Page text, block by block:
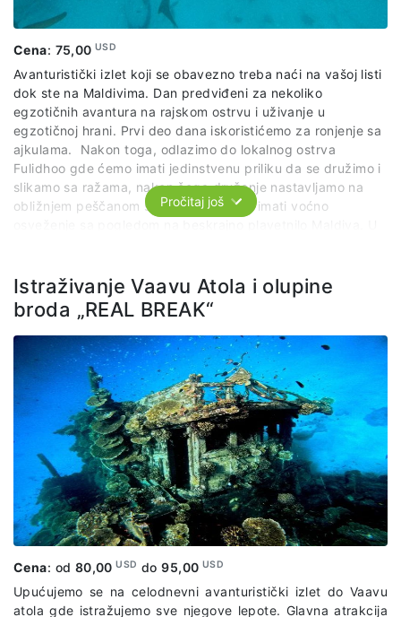
Cena: 75,00USD
Avanturistički izlet koji se obavezno treba naći na vašoj listi
dok ste na Maldivima. Dan predviđeni za nekoliko
egzotičnih avantura na rajskom ostrvu i uživanje u
egzotičnoj hrani. Prvi deo dana iskoristićemo za ronjenje sa
ajkulama. Nakon toga, odlazimo do lokalnog ostrva
Fulidhoo gde ćemo imati jedinstvenu priliku da se družimo i
slikamo sa ražama, nakon čega druženje nastavljamo na
obližnjem peščanom sprudu gde ćemo imati voćno
Paket uključuje:
organizovani prevoz po predviđenom
itinereru, lokalnog vodiča, voće, opremu za snorkeling,
podvodne slike i snimke.
Paket ne uključuje:ručak.
Pročitaj još
Istraživanje Vaavu Atola i olupine
broda „REAL BREAK“
Cena: od 80,00USD do95,00 USD
Upućujemo se na celodnevni avanturistički izlet do Vaavu
atola gde istražujemo sve njegove lepote. Glavna atrakcija